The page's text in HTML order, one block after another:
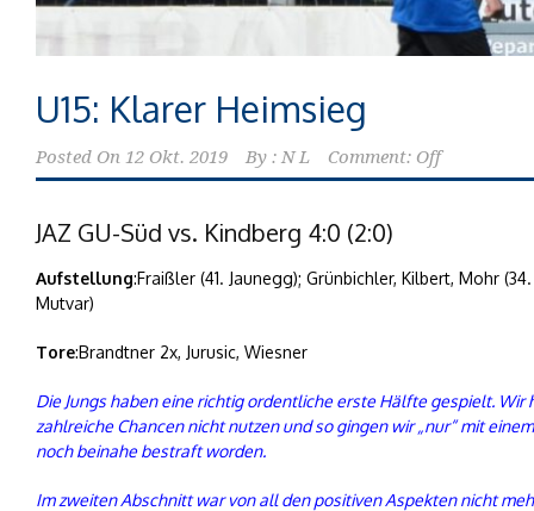
U15: Klarer Heimsieg
Posted On 12 Okt. 2019 By : N L Comment: Off
JAZ GU-Süd vs. Kindberg 4:0 (2:0)
Aufstellung:Fraißler (41. Jaunegg); Grünbichler, Kilbert, Mohr
Mutvar)
Tore:Brandtner 2x, Jurusic, Wiesner
Die Jungs haben eine richtig ordentliche erste Hälfte gespielt.
zahlreiche Chancen nicht nutzen und so gingen wir „nur“ mit
noch beinahe bestraft worden.
Im zweiten Abschnitt war von all den positiven Aspekten nicht